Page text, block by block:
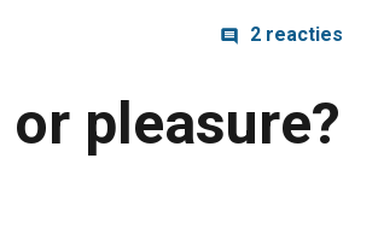
2 reacties
pleasure?